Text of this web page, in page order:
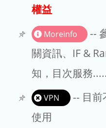
文章
權益
Moreinfo
--
關資訊、IF &
知，目次服務.....
VPN
-- 目前
使用